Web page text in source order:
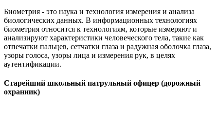
Биометрия - это наука и технология измерения и анализа
биологических данных. В информационных технологиях
биометрия относится к технологиям, которые измеряют и
анализируют характеристики человеческого тела, такие как
отпечатки пальцев, сетчатки глаза и радужная оболочка глаза,
узоры голоса, узоры лица и измерения рук, в целях
аутентификации.
Старейший школьный патрульный офицер (дорожный
охранник)